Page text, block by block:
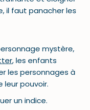
il faut panacher les
mystère,
, les enfants
les personnages à
leur pouvoir.
un indice.